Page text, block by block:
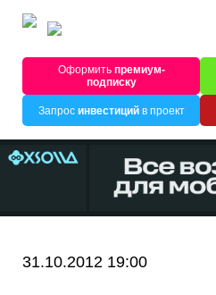
Оформитьпремиум-
подписку
Запрос инвестицийв проект
31.10.2012 19:00